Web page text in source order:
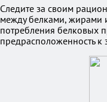
Следите за своим
между белками, жирами
потребления белковых
предрасположенность